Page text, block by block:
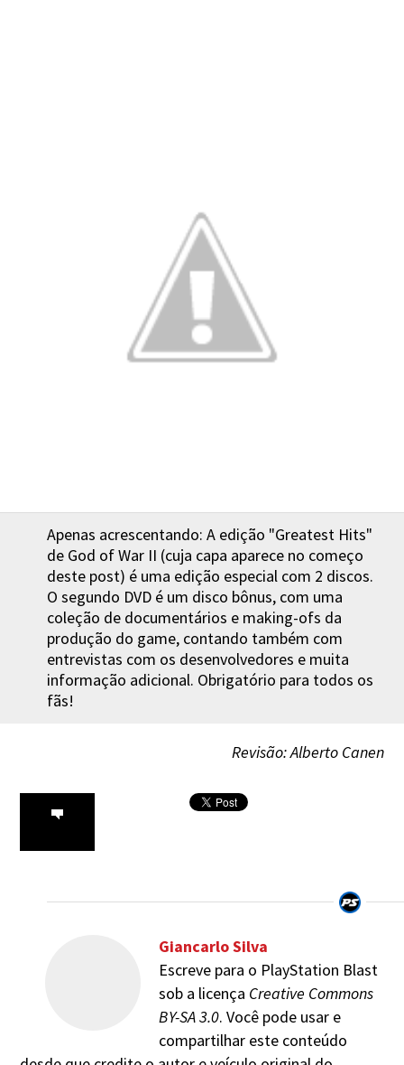
Apenas acrescentando: A edição "Greatest Hits"
de God of War II (cuja capa aparece no começo
deste post) é uma edição especial com 2 discos.
O segundo DVD é um disco bônus, com uma
coleção de documentários e making-ofs da
produção do game, contando também com
entrevistas com os desenvolvedores e muita
informação adicional. Obrigatório para todos os
fãs!
Revisão: Alberto Canen
Giancarlo Silva
Escreve para o PlayStation Blast
sob a licença Creative Commons
BY-SA 3.0. Você pode usar e
compartilhar este conteúdo